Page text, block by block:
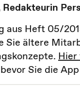
aus Heft 05/
Sie ältere
Hier
Sie die